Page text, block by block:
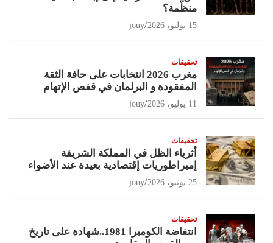
منظّمة؟
15 يوليو، 2026 jouy
تحقيقات
مغرب 2026 انتخابات على حافة الثقة
المفقودة و البرلمان في قفص الإتهام
11 يوليو، 2026 jouy
تحقيقات
أثرياء الظل في المملكة الشريفة
إمبراطوريات إقتصادية بعيدة عند الأضواء
25 يونيو، 2026 jouy
تحقيقات
انتفاضة الكوميرا 1981..شهادة على تاريخ